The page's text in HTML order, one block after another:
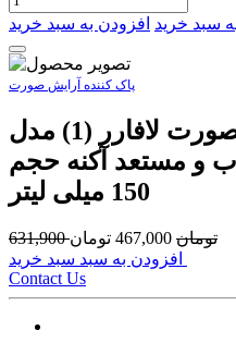
افزودن به سبد خرید سبد خرید
پاک کننده آرایش صورت
ژل شستشوی صورت لافارر (1) مدل Oily
مستعد آکنه حجم
150 میلی لیتر
631,900 تومان 467,000 تومان
Contact Us